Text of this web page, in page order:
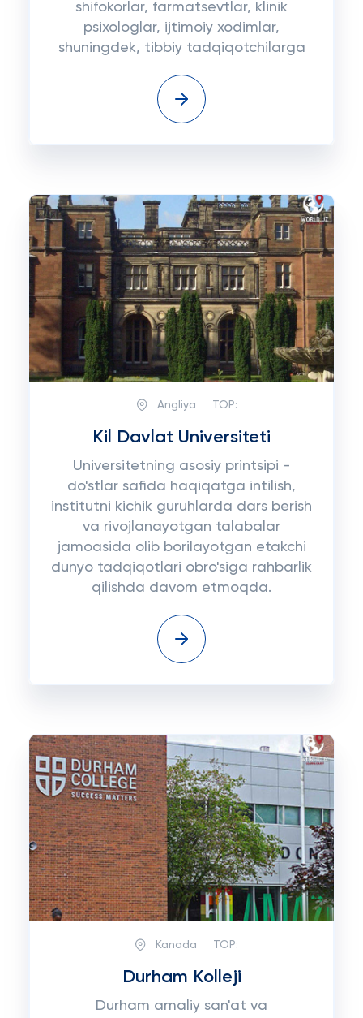
shifokorlar, farmatsevtlar, klinik
psixologlar, ijtimoiy xodimlar,
shuningdek, tibbiy tadqiqotchilarga
Angliya TOP:
Kil Davlat Universiteti
Universitetning asosiy printsipi -
do'stlar safida haqiqatga intilish,
institutni kichik guruhlarda dars berish
va rivojlanayotgan talabalar
jamoasida olib borilayotgan etakchi
dunyo tadqiqotlari obro'siga rahbarlik
qilishda davom etmoqda.
Kanada TOP:
Durham Kolleji
Durham amaliy san'at va